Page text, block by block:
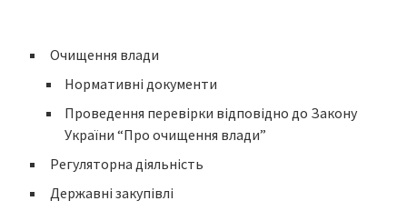
Очищення влади
Нормативні документи
Проведення перевірки відповідно до Закону
України “Про очищення влади”
Регуляторна діяльність
Державні закупівлі